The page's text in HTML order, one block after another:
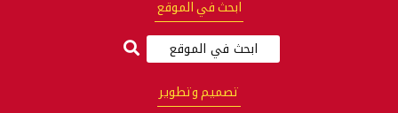
ابحث في الموقع
تصميم وتطوير